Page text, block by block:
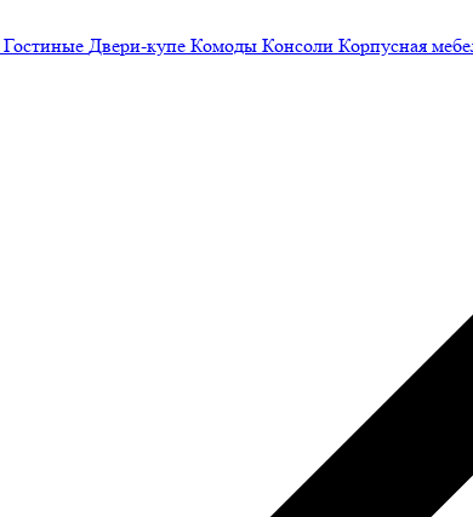
Гостиные Двери-купе Комоды Консоли Корпусная